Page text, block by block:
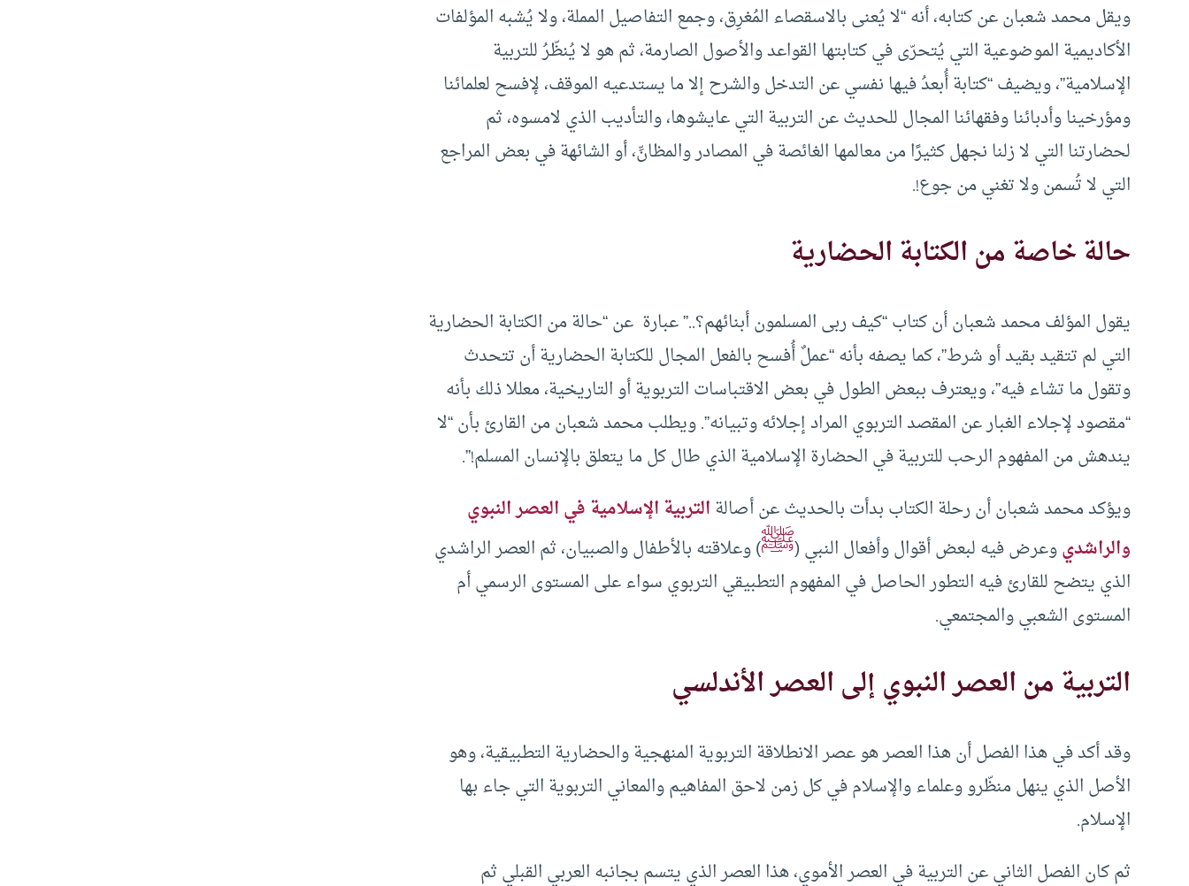
ويقل محمد شعبان عن كتابه، أنه “لا يُعنى بالاسقصاء المُغرِق، وجمع التفاصيل المملة، ولا يُشبه المؤلفات
الأكاديمية الموضوعية التي يُتحرّى في كتابتها القواعد والأصول الصارمة، ثم هو لا يُنظّرُ للتربية
الإسلامية”، ويضيف “كتابة أُبعدُ فيها نفسي عن التدخل والشرح إلا ما يستدعيه الموقف، لإفسح لعلمائنا
ومؤرخينا وأدبائنا وفقهائنا المجال للحديث عن التربية التي عايشوها، والتأديب الذي لامسوه، ثم
لحضارتنا التي لا زلنا نجهل كثيرًا من معالمها الغائصة في المصادر والمظانِّ، أو الشائهة في بعض المراجع
التي لا تُسمن ولا تغني من جوع!.
حالة خاصة من الكتابة الحضارية
يقول المؤلف محمد شعبان أن كتاب “كيف ربى المسلمون أبنائهم؟..” عبارة عن “حالة من الكتابة الحضارية
التي لم تتقيد بقيد أو شرط”، كما يصفه بأنه “عملٌ أُفسح بالفعل المجال للكتابة الحضارية أن تتحدث
وتقول ما تشاء فيه”، ويعترف ببعض الطول في بعض الاقتباسات التربوية أو التاريخية، معللا ذلك بأنه
“مقصود لإجلاء الغبار عن المقصد التربوي المراد إجلائه وتبيانه”. ويطلب محمد شعبان من القارئ بأن “لا
يندهش من المفهوم الرحب للتربية في الحضارة الإسلامية الذي طال كل ما يتعلق بالإنسان المسلم!”.
ويؤكد محمد شعبان أن رحلة الكتاب بدأت بالحديث عن أصالةالتربية الإسلامية في العصر النبوي
والراشديوعرض فيه لبعض أقوال وأفعال النبي (ﷺ) وعلاقته بالأطفال والصبيان، ثم العصر الراشدي
الذي يتضح للقارئ فيه التطور الحاصل في المفهوم التطبيقي التربوي سواء على المستوى الرسمي أم
المستوى الشعبي والمجتمعي.
التربية من العصر النبوي إلى العصر الأندلسي
وقد أكد في هذا الفصل أن هذا العصر هو عصر الانطلاقة التربوية المنهجية والحضارية التطبيقية، وهو
الأصل الذي ينهل منظّرو وعلماء والإسلام في كل زمن لاحق المفاهيم والمعاني التربوية التي جاء بها
الإسلام.
ثم كان الفصل الثاني عن التربية في العصر الأموي، هذا العصر الذي يتسم بجانبه العربي القبلي ثم